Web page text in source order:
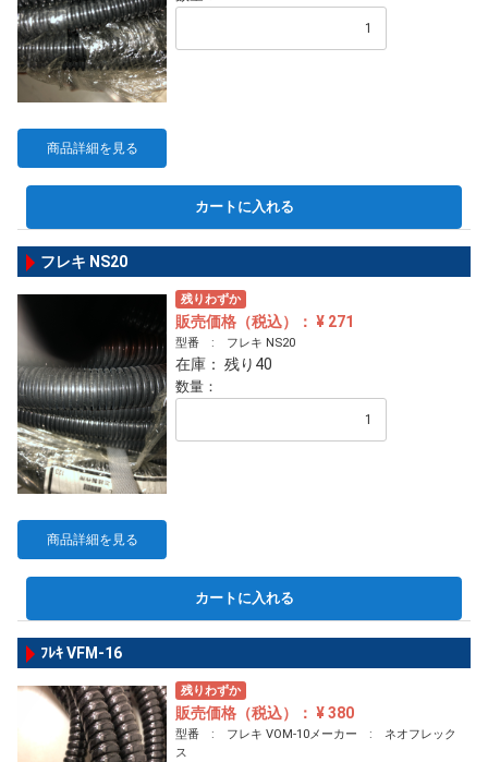
商品詳細を見る
カートに入れる
フレキ NS20
商品詳細を見る
残りわずか
販売価格（税込）： ¥ 271
型番 : フレキ NS20
在庫： 残り40
数量：
カートに入れる
ﾌﾚｷ VFM-16
残りわずか
販売価格（税込）： ¥ 380
型番 : フレキ VOM-10メーカー : ネオフレック
ス